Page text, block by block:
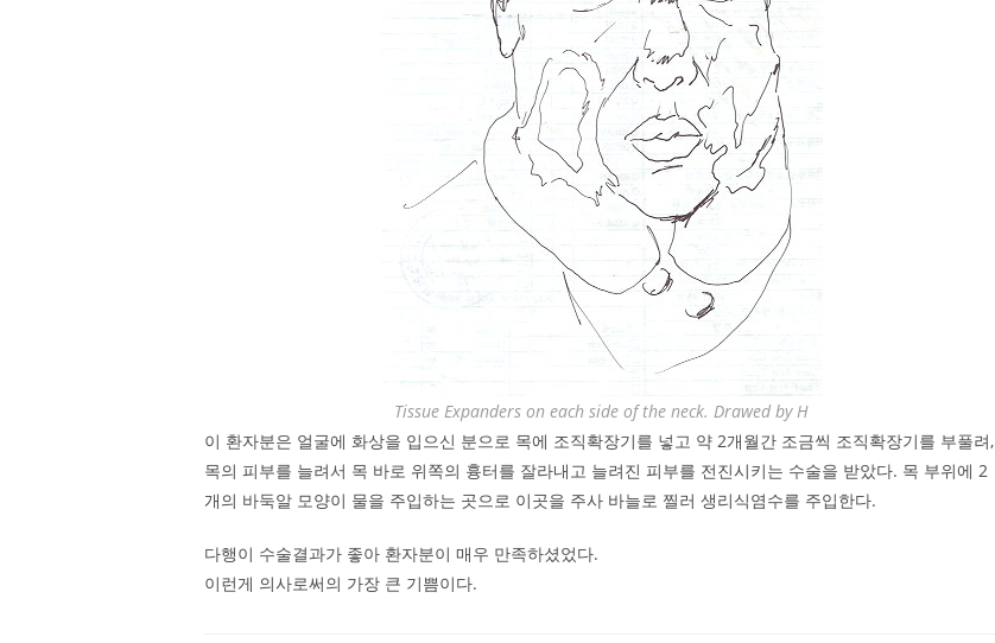
Tissue Expanders on each side of the neck. Drawed by H
이 환자분은 얼굴에 화상을 입으신 분으로 목에 조직확장기를 넣고 약 2개월간 조금씩 조직확장기를 부풀려,
목의 피부를 늘려서 목 바로 위쪽의 흉터를 잘라내고 늘려진 피부를 전진시키는 수술을 받았다. 목 부위에 2
개의 바둑알 모양이 물을 주입하는 곳으로 이곳을 주사 바늘로 찔러 생리식염수를 주입한다.
다행이 수술결과가 좋아 환자분이 매우 만족하셨었다.
이런게 의사로써의 가장 큰 기쁨이다.